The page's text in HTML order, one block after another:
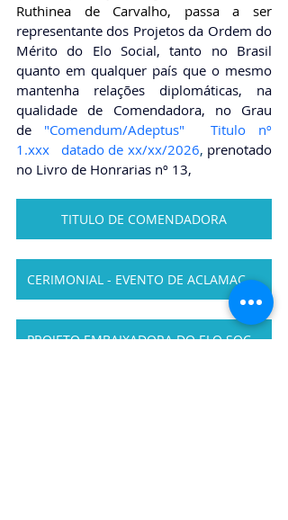
Ruthinea de Carvalho,
representante dos Projetos da Ordem do
Mérito do Elo Social, tanto no Brasil
quanto em qualquer país que o mesmo
mantenha relações diplomáticas, na
qualidade de Comendadora, no Grau
de
"Comendum/Adeptus"  Titulo nº
1.xxx   datado de xx/xx/2026, prenotado
no Livro de Honrarias nº 13,
TITULO DE COMENDADORA
CERIMONIAL - EVENTO DE ACLAMAÇÃO
PROJETO EMBAIXADORA DO ELO SOCIAL